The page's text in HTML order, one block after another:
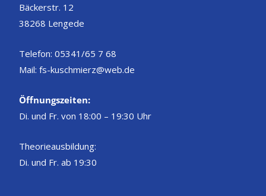
Bäckerstr. 12
38268 Lengede
Telefon: 05341/65 7 68
Mail: fs-kuschmierz@web.de
Öffnungszeiten:
Di. und Fr. von 18:00 – 19:30 Uhr
Theorieausbildung:
Di. und Fr. ab 19:30